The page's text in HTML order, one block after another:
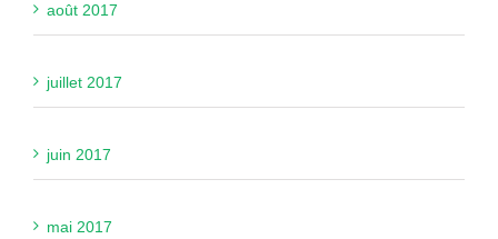
août 2017
juillet 2017
juin 2017
mai 2017